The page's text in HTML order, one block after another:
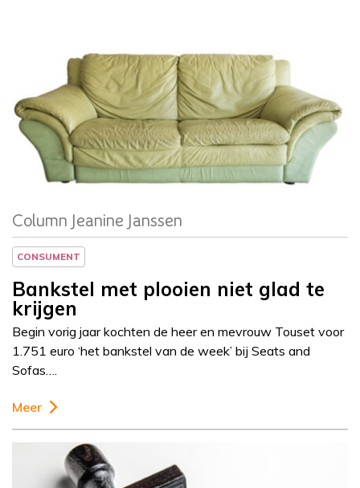
Column
Jeanine Janssen
Column Jeanine Janssen
CONSUMENT
Bankstel met plooien niet glad te
krijgen
Begin vorig jaar kochten de heer en mevrouw Touset voor
1.751 euro ‘het bankstel van de week’ bij Seats and
Sofas….
Meer